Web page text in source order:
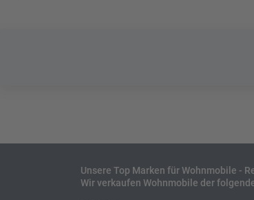
Unsere Top Marken für Wohnmobile -
Wir verkaufen Wohnmobile der